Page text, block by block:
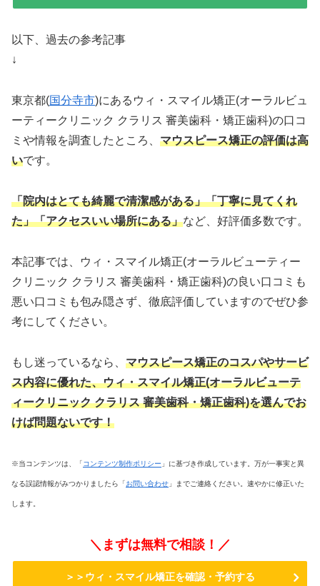
以下、過去の参考記事
↓
東京都(国分寺市)にあるウィ・スマイル矯正(オーラルビュ
ーティークリニック クラリス 審美歯科・矯正歯科)の口コ
ミや情報を調査したところ、 マウスピース矯正の評価は高
いです。
「院内はとても綺麗で清潔感がある」「丁寧に見てくれ
た」「アクセスいい場所にある」など、好評価多数です。
本記事では、ウィ・スマイル矯正(オーラルビューティー
クリニック クラリス 審美歯科・矯正歯科)の良い口コミも
悪い口コミも包み隠さず、徹底評価していますのでぜひ参
考にしてください。
もし迷っているなら、 マウスピース矯正のコスパやサービ
ス内容に優れた、ウィ・スマイル矯正(オーラルビューテ
ィークリニック クラリス 審美歯科・矯正歯科)を選んでお
けば問題ないです！
※当コンテンツは、「 コンテンツ制作ポリシー 」に基づき作成しています。万が一事実と異
なる誤認情報がみつかりましたら「 お問い合わせ 」までご連絡ください。速やかに修正いた
します。
＼まずは無料で相談！／
＞＞ウィ・スマイル矯正を確認・予約する